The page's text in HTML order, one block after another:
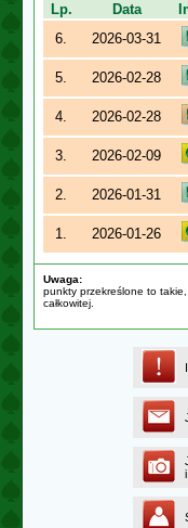
Lp. Data
6.
2026-03-31
5.
2026-02-28
4.
2026-02-28
3.
2026-02-09
2.
2026-01-31
1.
2026-01-26
Uwaga:
punkty przekreślone to
całkowitej.